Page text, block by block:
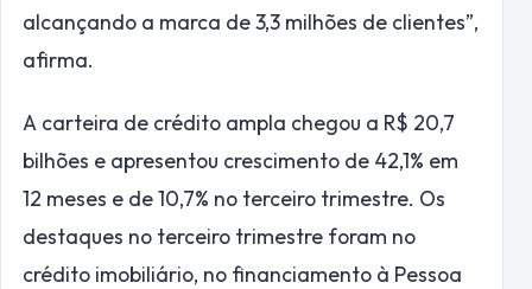
alcançando a marca de 3,3 milhões de clientes”,
afirma.
A carteira de crédito ampla chegou a R$ 20,7
bilhões e apresentou crescimento de 42,1% em
12 meses e de 10,7% no terceiro trimestre. Os
destaques no terceiro trimestre foram no
crédito imobiliário, no financiamento à Pessoa